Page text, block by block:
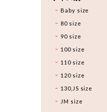
Baby size
80 size
90 size
100 size
110 size
120 size
130,JS size
JM size